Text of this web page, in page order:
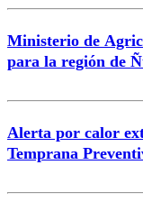
Ministerio de
para la región de
Alerta por calor
Temprana